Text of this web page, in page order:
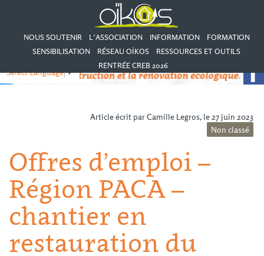
NOUS SOUTENIR L’ASSOCIATION INFORMATION
FORMATION
SENSIBILISATION
RÉSEAU OÏKOS
RESSOURCES ET OUTILS
RENTRÉE CREB 2026
Select Language▼
Article écrit par Camille Legros, le 27 juin 2023
Non classé
Offres d’emploi –
Région PACA –
chantier en
restauration du